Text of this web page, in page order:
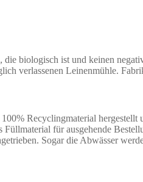
biologisch ist und keinen
verlassenen Leinenmühle.
Recyclingmaterial
für ausgehende
Sogar die Abwässer